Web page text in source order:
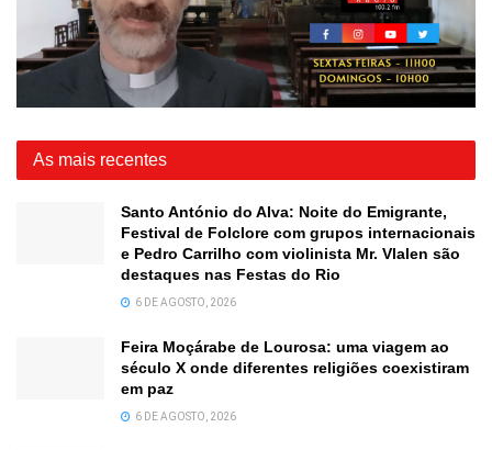
As mais recentes
Santo António do Alva: Noite do Emigrante,
Festival de Folclore com grupos internacionais
e Pedro Carrilho com violinista Mr. Vlalen são
destaques nas Festas do Rio
6 DE AGOSTO, 2026
Feira Moçárabe de Lourosa: uma viagem ao
século X onde diferentes religiões coexistiram
em paz
6 DE AGOSTO, 2026